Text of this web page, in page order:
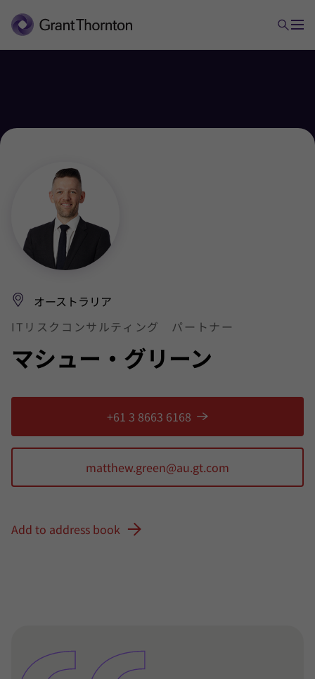
マシュー・グリーン
オーストラリア
ITリスクコンサルティング パートナー
+61 3 8663 6168
Add to address book